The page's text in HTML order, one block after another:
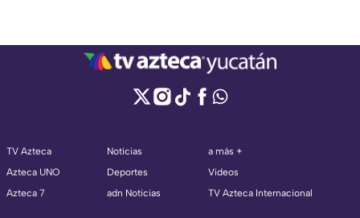
TV Azteca
Azteca UNO
Azteca 7
Noticias
Deportes
adn Noticias
a más +
Videos
TV Azteca Internacional